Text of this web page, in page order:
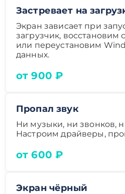
Застревает на
Экран зависает при
загрузчик,
или переустановим
данных.
от 900 ₽
Пропал звук
Ни музыки, ни звонков,
Настроим драйверы,
от 600 ₽
Экран чёрный